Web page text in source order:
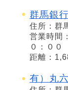
群馬銀
住所：群
営業時間
０：００
距離：
有）丸